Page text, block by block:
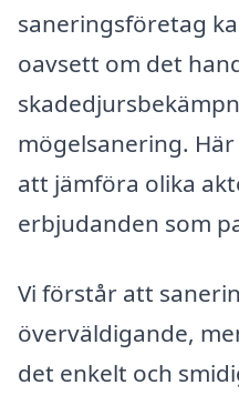
saneringsföretag
oavsett om det
mögelsanering.
att jämföra olika
erbjudanden som
Vi förstår att
överväldigande,
det enkelt och